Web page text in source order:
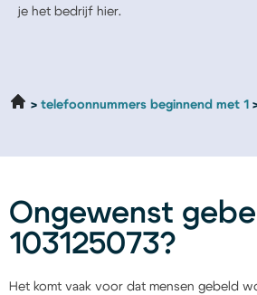
je het bedrijf hier.
telefoonnummers beginnend met 1
Ongewenst
103125073?
Het komt vaak voor dat mensen gebeld